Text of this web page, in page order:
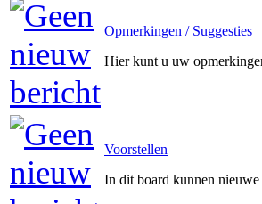
Opmerkingen / Suggesties
Hier kunt u uw
Voorstellen
In dit board kunnen